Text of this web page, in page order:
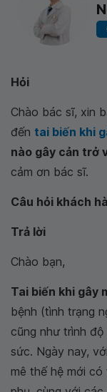
Hỏi
Chào bác sĩ, xin
đến tai biến khi
nào gây cản trở
cảm ơn bác sĩ.
Câu hỏi khách
Trả lời
Chào bạn,
Tai biến khi gây
bệnh (tình trạng
cũng như trình
sức. Ngày nay,
mê thế hệ mới